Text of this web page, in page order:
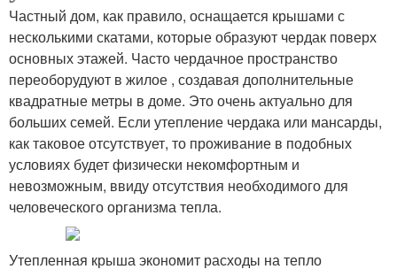
Частный дом, как правило, оснащается крышами с
несколькими скатами, которые образуют чердак поверх
основных этажей. Часто чердачное пространство
переоборудуют в жилое , создавая дополнительные
квадратные метры в доме. Это очень актуально для
больших семей. Если утепление чердака или мансарды,
как таковое отсутствует, то проживание в подобных
условиях будет физически некомфортным и
невозможным, ввиду отсутствия необходимого для
человеческого организма тепла.
Утепленная крыша экономит расходы на тепло